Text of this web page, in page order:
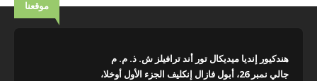
موقعنا
هندكيور إنديا ميديكال تور أند ترافيلز ش. ذ. م. م
جالي نمبر 26، أبول فازال إنكليف الجزء الأول أوخلا،